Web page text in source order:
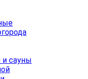
и сауны